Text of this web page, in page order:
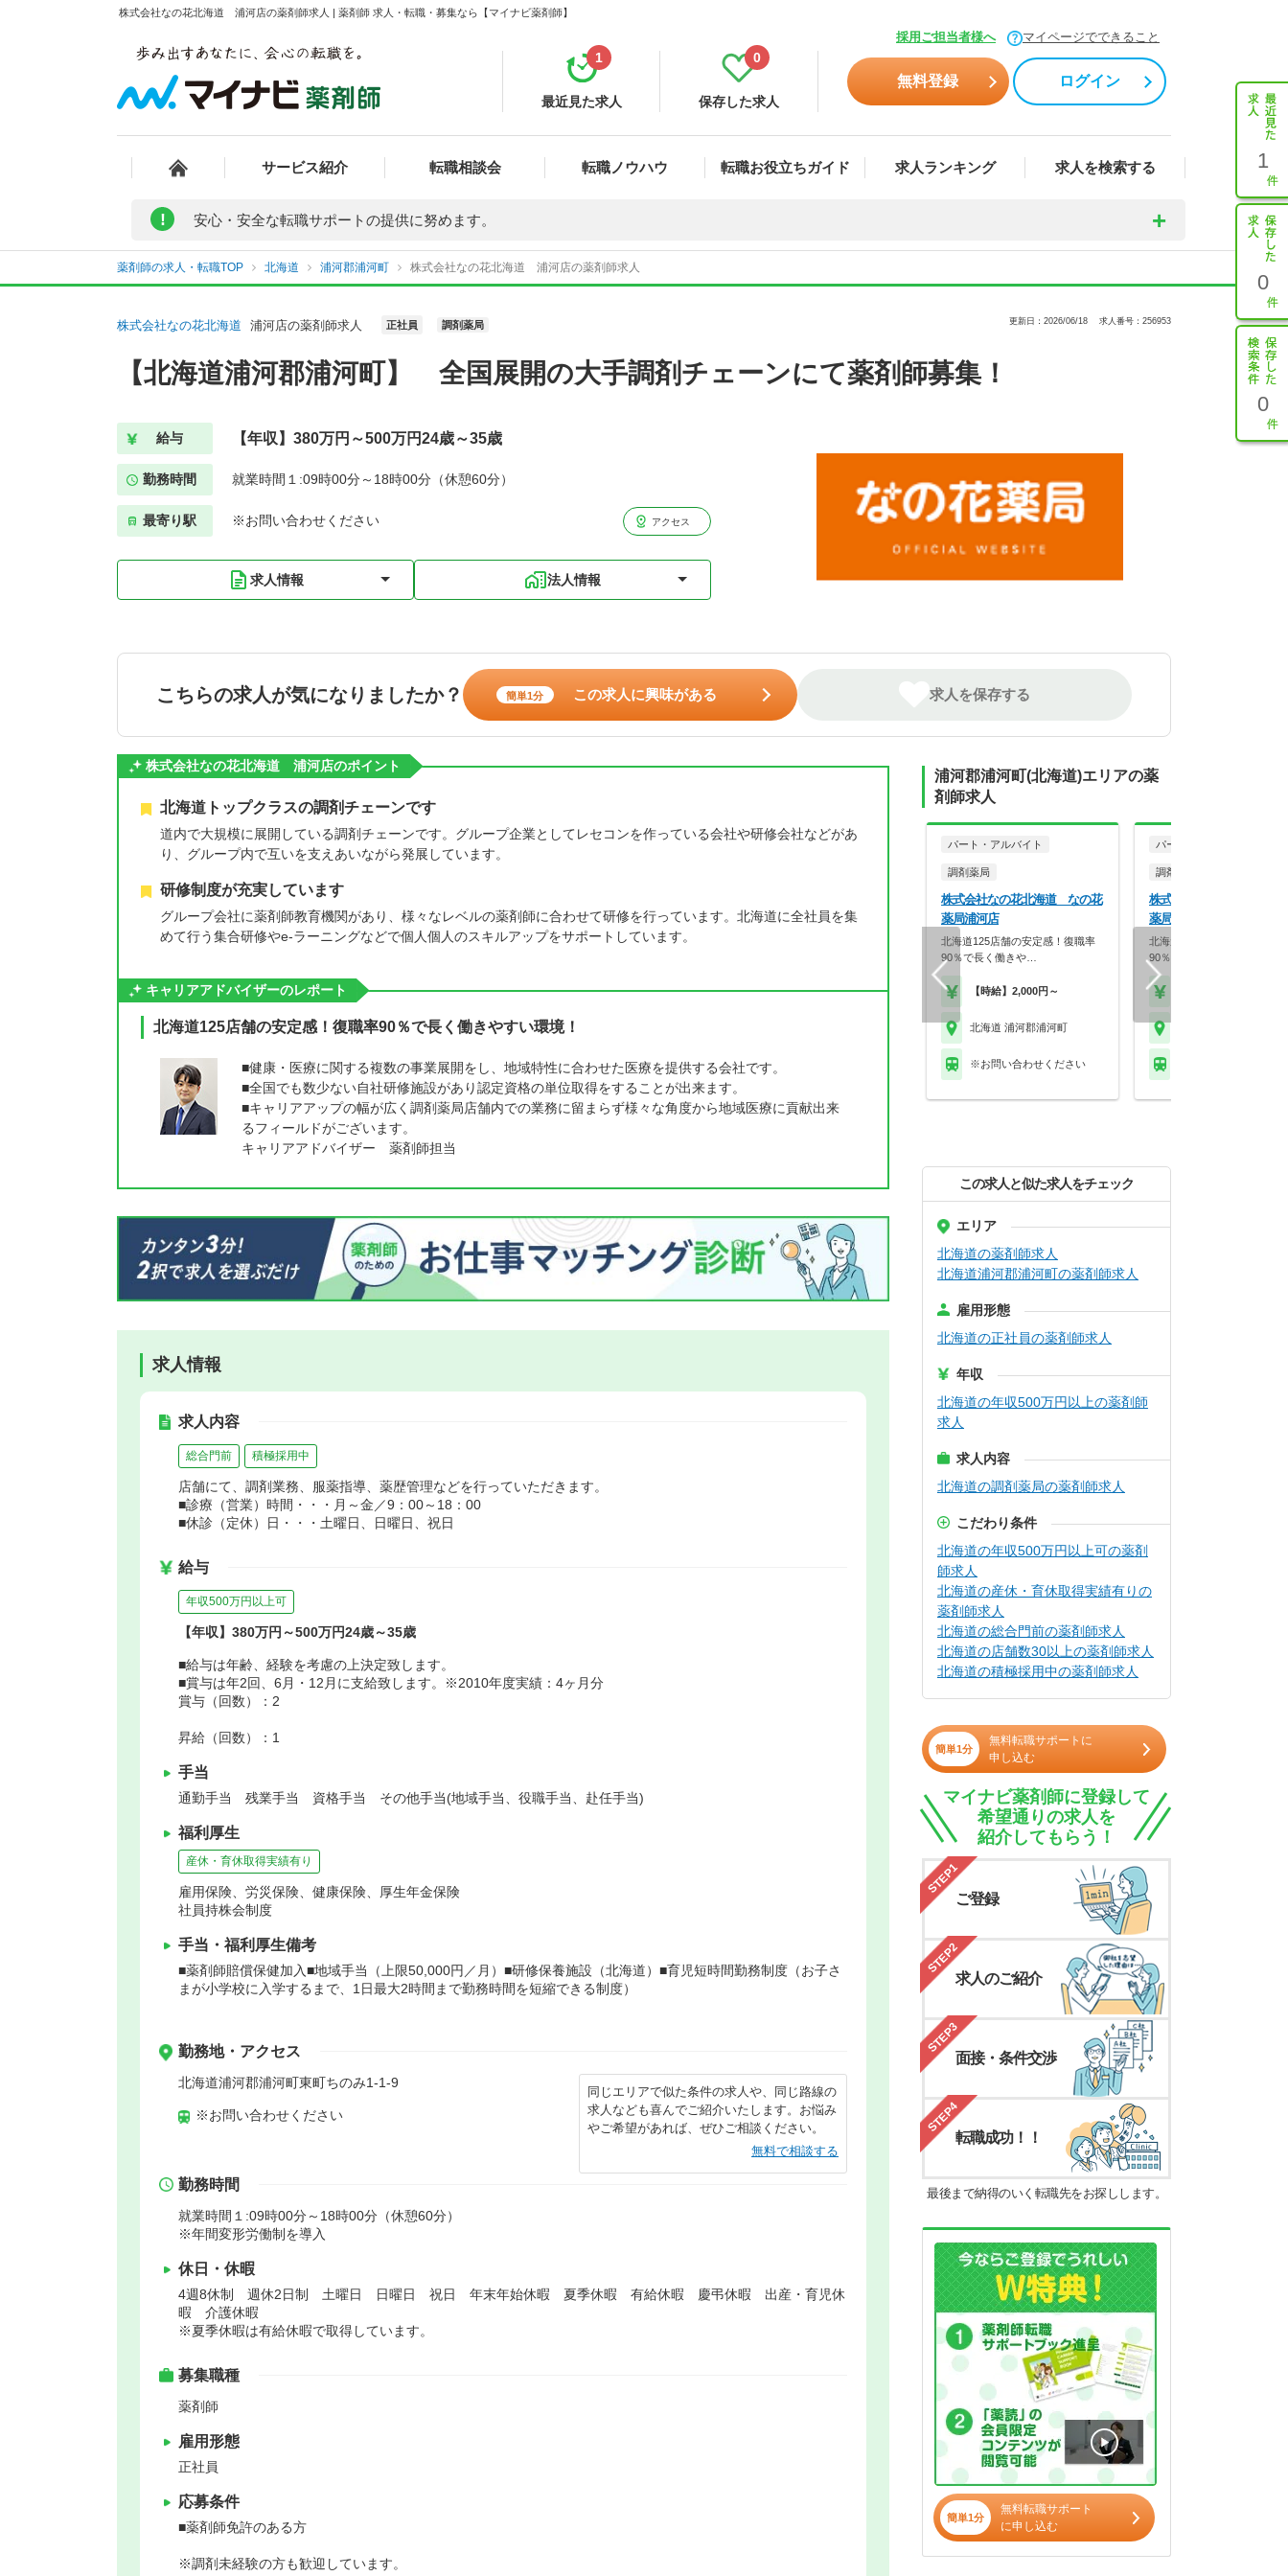
株式会社なの花北海道 浦河店の薬剤師求人 | 薬剤師 求人・転職・募集なら【マイナビ薬剤師】
採用ご担当者様へ マイページでできること
最近見た求人
1
保存した求人
0
無料登録 ログイン
サービス紹介 転職相談会 転職ノウハウ 転職お役立ちガイド 求人ランキング 求人を検索する 1
0
0
! 安心・安全な転職サポートの提供に努めます。
薬剤師の求人・転職TOP 北海道 浦河郡浦河町 株式会社なの花北海道 浦河店の薬剤師求人
株式会社なの花北海道 浦河店の薬剤師求人 正社員 調剤薬局 更新日：2026/06/18 求人番号：256953
【北海道浦河郡浦河町】 全国展開の大手調剤チェーンにて薬剤師募集！
給与 【年収】380万円～500万円24歳～35歳
勤務時間 就業時間１:09時00分～18時00分（休憩60分）
最寄り駅 ※お問い合わせください アクセス
求人情報 法人情報
こちらの求人が気になりましたか？ 簡単1分 この求人に興味がある 求人を保存する
株式会社なの花北海道 浦河店のポイント
北海道トップクラスの調剤チェーンです
道内で大規模に展開している調剤チェーンです。グループ企業としてレセコンを作っている会社や研修会社などがあ
り、グループ内で互いを支えあいながら発展しています。
研修制度が充実しています
グループ会社に薬剤師教育機関があり、様々なレベルの薬剤師に合わせて研修を行っています。北海道に全社員を集
めて行う集合研修やe-ラーニングなどで個人個人のスキルアップをサポートしています。
キャリアアドバイザーのレポート
北海道125店舗の安定感！復職率90％で長く働きやすい環境！
■健康・医療に関する複数の事業展開をし、地域特性に合わせた医療を提供する会社です。
■全国でも数少ない自社研修施設があり認定資格の単位取得をすることが出来ます。
■キャリアアップの幅が広く調剤薬局店舗内での業務に留まらず様々な角度から地域医療に貢献出来
るフィールドがございます。
キャリアアドバイザー 薬剤師担当
求人情報
求人内容
総合門前 積極採用中
店舗にて、調剤業務、服薬指導、薬歴管理などを行っていただきます。
■診療（営業）時間・・・月～金／9：00～18：00
■休診（定休）日・・・土曜日、日曜日、祝日
給与
年収500万円以上可
【年収】380万円～500万円24歳～35歳
■給与は年齢、経験を考慮の上決定致します。
■賞与は年2回、6月・12月に支給致します。※2010年度実績：4ヶ月分
賞与（回数）：2
昇給（回数）：1
手当
通勤手当 残業手当 資格手当 その他手当(地域手当、役職手当、赴任手当)
福利厚生
産休・育休取得実績有り
雇用保険、労災保険、健康保険、厚生年金保険
社員持株会制度
手当・福利厚生備考
■薬剤師賠償保健加入■地域手当（上限50,000円／月）■研修保養施設（北海道）■育児短時間勤務制度（お子さ
まが小学校に入学するまで、1日最大2時間まで勤務時間を短縮できる制度）
勤務地・アクセス
北海道浦河郡浦河町東町ちのみ1-1-9
※お問い合わせください
同じエリアで似た条件の求人や、同じ路線の
求人なども喜んでご紹介いたします。お悩み
やご希望があれば、ぜひご相談ください。
無料で相談する
勤務時間
就業時間１:09時00分～18時00分（休憩60分）
※年間変形労働制を導入
休日・休暇
4週8休制 週休2日制 土曜日 日曜日 祝日 年末年始休暇 夏季休暇 有給休暇 慶弔休暇 出産・育児休
暇 介護休暇
※夏季休暇は有給休暇で取得しています。
募集職種
薬剤師
雇用形態
正社員
応募条件
■薬剤師免許のある方
※調剤未経験の方も歓迎しています。
浦河郡浦河町(北海道)エリアの薬
剤師求人
パート・アルバイト
調剤薬局
株式会社なの花北海道 なの花
薬局浦河店
北海道125店舗の安定感！復職率
90％で長く働きや…
【時給】2,000円～
北海道 浦河郡浦河町
※お問い合わせください
パート・アルバイト
調剤薬局
株式会社なの花北海道
薬局荻伏店
北海道125店舗の安定感！復
90％で長く働きや…
この求人と似た求人をチェック
エリア
北海道の薬剤師求人
北海道浦河郡浦河町の薬剤師求人
雇用形態
北海道の正社員の薬剤師求人
年収
北海道の年収500万円以上の薬剤師
求人
求人内容
北海道の調剤薬局の薬剤師求人
こだわり条件
北海道の年収500万円以上可の薬剤
師求人
北海道の産休・育休取得実績有りの
薬剤師求人
北海道の総合門前の薬剤師求人
北海道の店舗数30以上の薬剤師求人
北海道の積極採用中の薬剤師求人
簡単1分
無料転職サポートに
申し込む
マイナビ薬剤師に登録して
希望通りの求人を
紹介してもらう！
STEP1
ご登録
STEP2
求人のご紹介
STEP3
面接・条件交渉
STEP4
転職成功！！
最後まで納得のいく転職先をお探しします。
簡単1分
無料転職サポート
に申し込む